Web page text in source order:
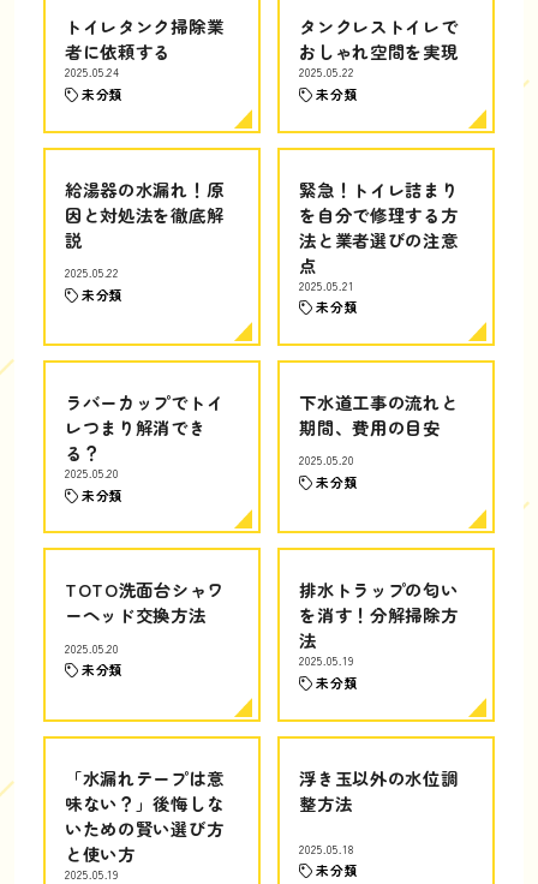
トイレタンク掃除業
者に依頼する
2025.05.24
未分類
タンクレストイレで
おしゃれ空間を実現
2025.05.22
未分類
給湯器の水漏れ！原
因と対処法を徹底解
説
2025.05.22
未分類
緊急！トイレ詰まり
を自分で修理する方
法と業者選びの注意
点
2025.05.21
未分類
ラバーカップでトイ
レつまり解消でき
る？
2025.05.20
未分類
下水道工事の流れと
期間、費用の目安
2025.05.20
未分類
TOTO洗面台シャワ
ーヘッド交換方法
2025.05.20
未分類
排水トラップの匂い
を消す！分解掃除方
法
2025.05.19
未分類
「水漏れテープは意
味ない？」後悔しな
いための賢い選び方
と使い方
2025.05.19
浮き玉以外の水位調
整方法
2025.05.18
未分類